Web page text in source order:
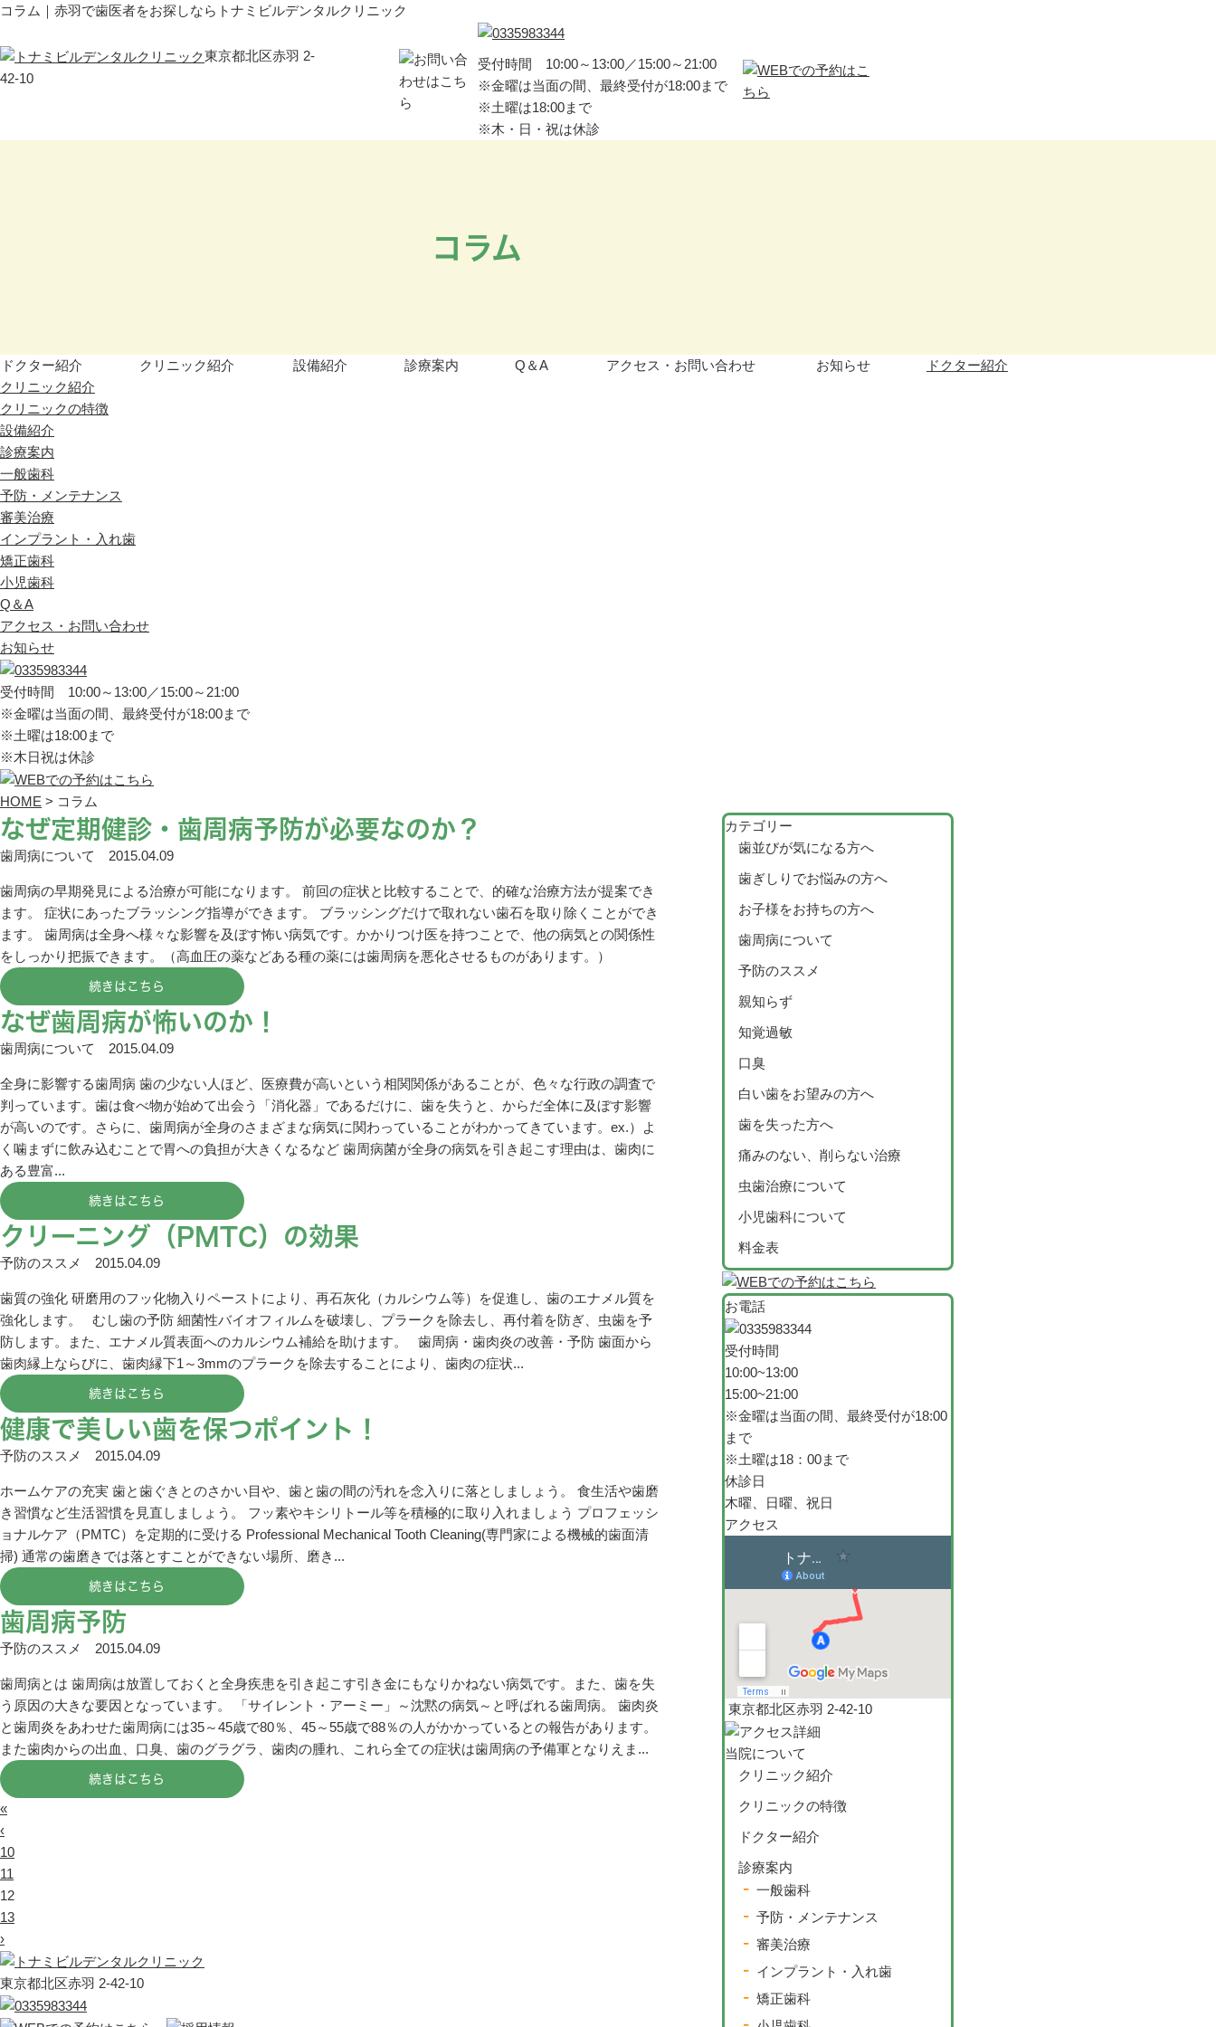
コラム｜赤羽で歯医者をお探しならトナミビルデンタルクリニック
東京都北区赤羽 2-
42-10
受付時間 10:00～13:00／15:00～21:00
※金曜は当面の間、最終受付が18:00まで
※土曜は18:00まで
※木・日・祝は休診
コラム
ドクター紹介 クリニック紹介 設備紹介 診療案内 Q＆A アクセス・お問い合わせ お知らせ
ドクター紹介
クリニック紹介
クリニックの特徴
設備紹介
診療案内
一般歯科
予防・メンテナンス
審美治療
インプラント・入れ歯
矯正歯科
小児歯科
Q＆A
アクセス・お問い合わせ
お知らせ
受付時間 10:00～13:00／15:00～21:00
※金曜は当面の間、最終受付が18:00まで
※土曜は18:00まで
※木日祝は休診
HOME > コラム
なぜ定期健診・歯周病予防が必要なのか？
歯周病について 2015.04.09
歯周病の早期発見による治療が可能になります。 前回の症状と比較することで、的確な治療方法が提案でき
ます。 症状にあったブラッシング指導ができます。 ブラッシングだけで取れない歯石を取り除くことができ
ます。 歯周病は全身へ様々な影響を及ぼす怖い病気です。かかりつけ医を持つことで、他の病気との関係性
をしっかり把振できます。（高血圧の薬などある種の薬には歯周病を悪化させるものがあります。）
続きはこちら
なぜ歯周病が怖いのか！
歯周病について 2015.04.09
全身に影響する歯周病 歯の少ない人ほど、医療費が高いという相関関係があることが、色々な行政の調査で
判っています。歯は食べ物が始めて出会う「消化器」であるだけに、歯を失うと、からだ全体に及ぼす影響
が高いのです。さらに、歯周病が全身のさまざまな病気に関わっていることがわかってきています。ex.）よ
く噛まずに飲み込むことで胃への負担が大きくなるなど 歯周病菌が全身の病気を引き起こす理由は、歯肉に
ある豊富...
続きはこちら
クリーニング（PMTC）の効果
予防のススメ 2015.04.09
歯質の強化 研磨用のフッ化物入りペーストにより、再石灰化（カルシウム等）を促進し、歯のエナメル質を
強化します。 むし歯の予防 細菌性バイオフィルムを破壊し、プラークを除去し、再付着を防ぎ、虫歯を予
防します。また、エナメル質表面へのカルシウム補給を助けます。 歯周病・歯肉炎の改善・予防 歯面から
歯肉縁上ならびに、歯肉縁下1～3mmのプラークを除去することにより、歯肉の症状...
続きはこちら
健康で美しい歯を保つポイント！
予防のススメ 2015.04.09
ホームケアの充実 歯と歯ぐきとのさかい目や、歯と歯の間の汚れを念入りに落としましょう。 食生活や歯磨
き習慣など生活習慣を見直しましょう。 フッ素やキシリトール等を積極的に取り入れましょう プロフェッシ
ョナルケア（PMTC）を定期的に受ける Professional Mechanical Tooth Cleaning(専門家による機械的歯面清
掃) 通常の歯磨きでは落とすことができない場所、磨き...
続きはこちら
歯周病予防
予防のススメ 2015.04.09
歯周病とは 歯周病は放置しておくと全身疾患を引き起こす引き金にもなりかねない病気です。また、歯を失
う原因の大きな要因となっています。 「サイレント・アーミー」～沈黙の病気～と呼ばれる歯周病。 歯肉炎
と歯周炎をあわせた歯周病には35～45歳で80％、45～55歳で88％の人がかかっているとの報告があります。
また歯肉からの出血、口臭、歯のグラグラ、歯肉の腫れ、これら全ての症状は歯周病の予備軍となりえま...
続きはこちら
«
‹
10
11
12
13
›
カテゴリー
歯並びが気になる方へ
歯ぎしりでお悩みの方へ
お子様をお持ちの方へ
歯周病について
予防のススメ
親知らず
知覚過敏
口臭
白い歯をお望みの方へ
歯を失った方へ
痛みのない、削らない治療
虫歯治療について
小児歯科について
料金表
お電話
受付時間
10:00~13:00
15:00~21:00
※金曜は当面の間、最終受付が18:00
まで
※土曜は18：00まで
休診日
木曜、日曜、祝日
アクセス
東京都北区赤羽 2-42-10
当院について
クリニック紹介
クリニックの特徴
ドクター紹介
診療案内
一般歯科
予防・メンテナンス
審美治療
インプラント・入れ歯
矯正歯科
東京都北区赤羽 2-42-10